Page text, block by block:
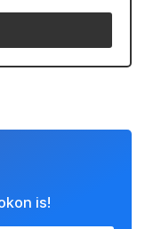
is!